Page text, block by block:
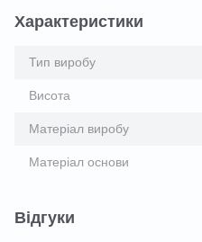
Характеристики
Тип виробу
Висота
Матеріал виробу
Матеріал основи
Відгуки